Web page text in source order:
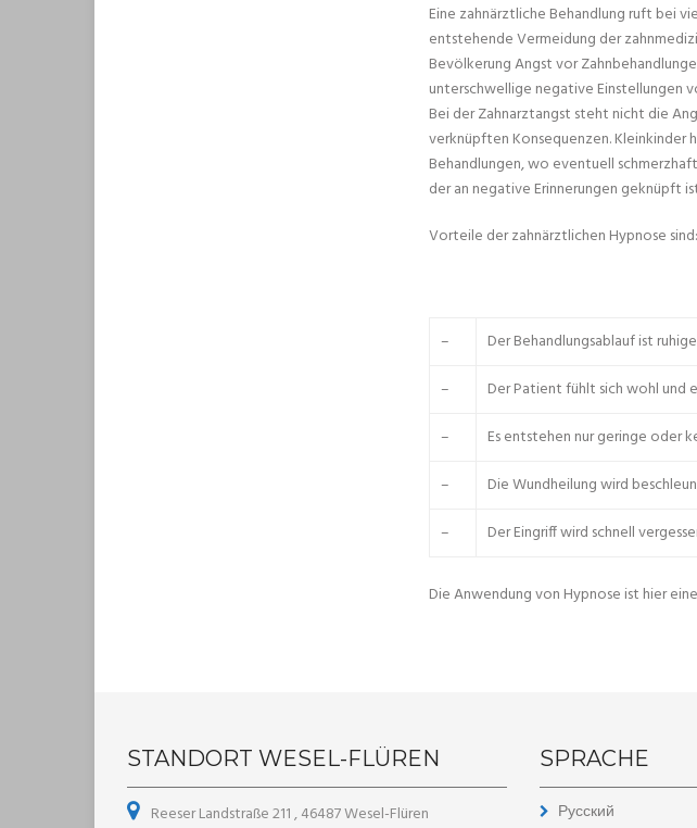
Eine zahnärztliche Behandlung ruft bei
entstehende Vermeidung der
Bevölkerung Angst vor
unterschwellige negative Einstellungen
Bei der Zahnarztangst steht nicht die
verknüpften Konsequenzen. Kleinkinder
Behandlungen, wo eventuell
der an negative Erinnerungen geknüpft
Vorteile der zahnärztlichen Hypnose sind:
–
Der Behandlungsablauf ist
–
Der Patient fühlt sich wohl und
–
Es entstehen nur geringe oder
–
Die Wundheilung wird
–
Der Eingriff wird schnell
Die Anwendung von Hypnose ist hier
STANDORT WESEL-FLÜREN
Reeser Landstraße 211 , 46487 Wesel-Flüren
SPRACHE
Русский